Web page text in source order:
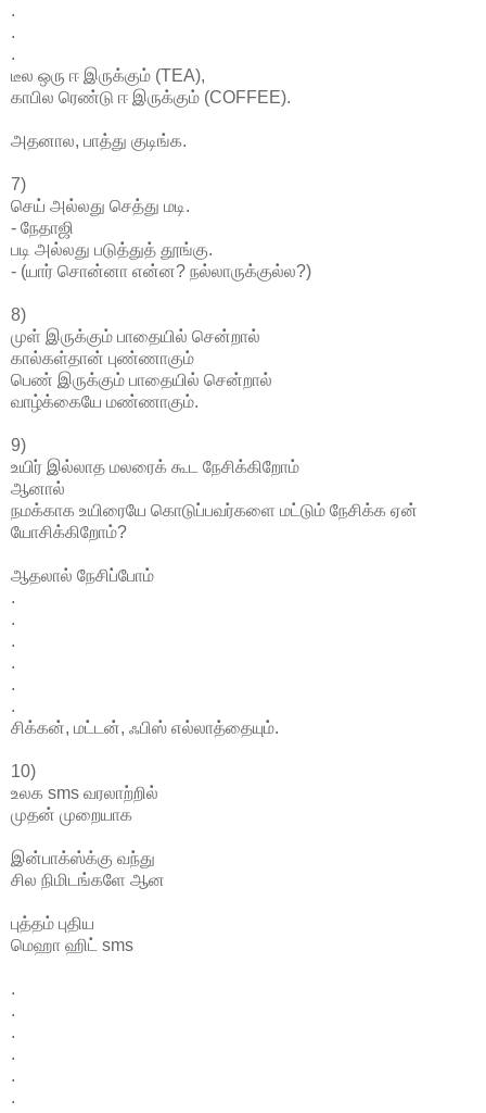
.
.
.
டீல ஒரு ஈ இருக்கும் (TEA),
காபில ரெண்டு ஈ இருக்கும் (COFFEE).
அதனால, பாத்து குடிங்க.
7)
செய் அல்லது செத்து மடி.
- நேதாஜி
படி அல்லது படுத்துத் தூங்கு.
- (யார் சொன்னா என்ன? நல்லாருக்குல்ல?)
8)
முள் இருக்கும் பாதையில் சென்றால்
கால்கள்தான் புண்ணாகும்
பெண் இருக்கும் பாதையில் சென்றால்
வாழ்க்கையே மண்ணாகும்.
9)
உயிர் இல்லாத மலரைக் கூட நேசிக்கிறோம்
ஆனால்
நமக்காக உயிரையே கொடுப்பவர்களை மட்டும் நேசிக்க ஏன்
யோசிக்கிறோம்?
ஆதலால் நேசிப்போம்
.
.
.
.
.
.
சிக்கன், மட்டன், ஃபிஸ் எல்லாத்தையும்.
10)
உலக sms வரலாற்றில்
முதன் முறையாக
இன்பாக்ஸ்க்கு வந்து
சில நிமிடங்களே ஆன
புத்தம் புதிய
மெஹா ஹிட் sms
.
.
.
.
.
.